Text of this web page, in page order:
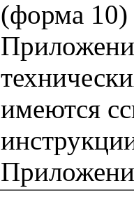
(форма 10)
имеются